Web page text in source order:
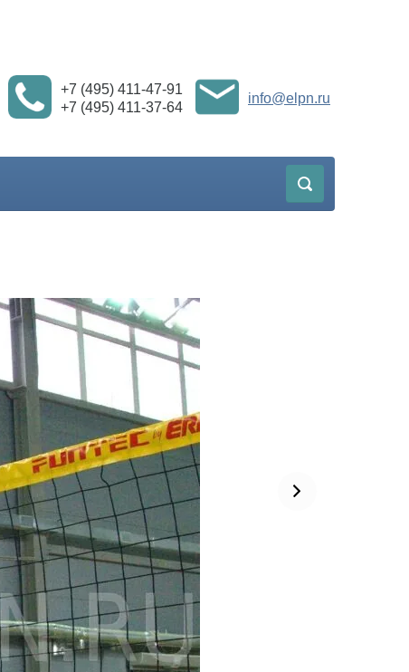
+7 (495) 411-47-91
+7 (495) 411-37-64
info@elpn.ru